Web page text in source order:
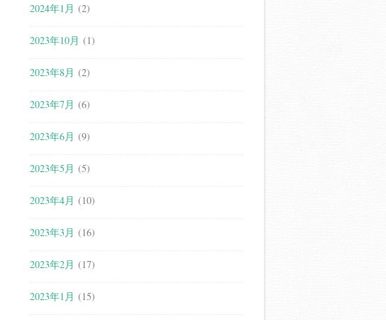
2024年1月 (2)
2023年10月 (1)
2023年8月 (2)
2023年7月 (6)
2023年6月 (9)
2023年5月 (5)
2023年4月 (10)
2023年3月 (16)
2023年2月 (17)
2023年1月 (15)